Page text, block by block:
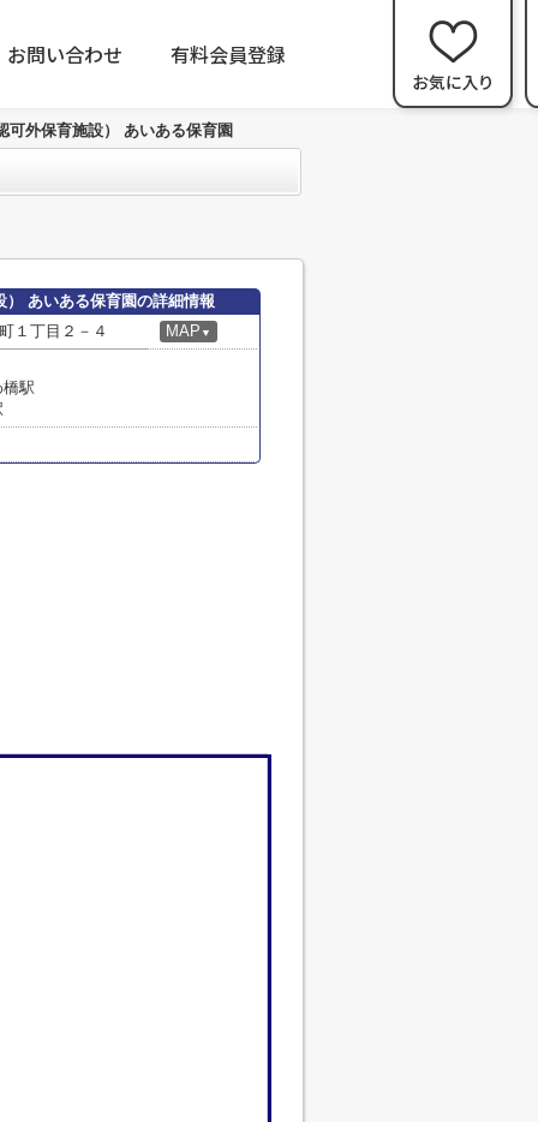
お問い合わせ 有料会員登録
可外保育施設） あいある保育園
あいある保育園の詳細情報
１丁目２－４ MAP ▼
駅